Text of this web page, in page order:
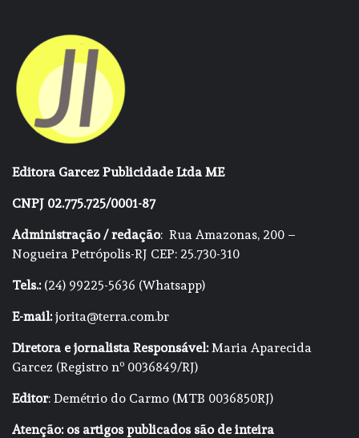
Editora Garcez Publicidade Ltda ME
CNPJ 02.775.725/0001-87
Administração / redação: Rua Amazonas, 200 –
Nogueira Petrópolis-RJ CEP: 25.730-310
Tels.:(24) 99225-5636 (Whatsapp)
E-mail:jorita@terra.com.br
Diretora e jornalista Responsável:Maria Aparecida
Garcez (Registro nº 0036849/RJ)
Editor: Demétrio do Carmo (MTB 0036850RJ)
Atenção: os artigos publicados são de inteira